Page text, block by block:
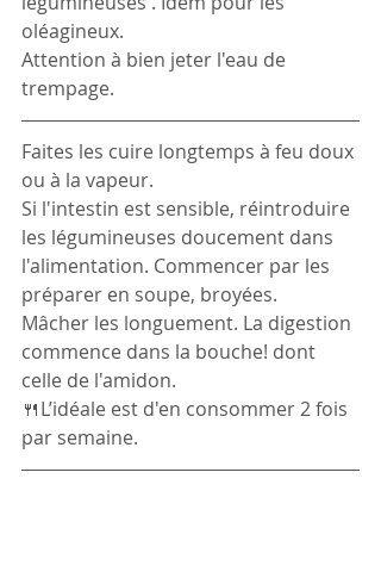
oléagineux.
Attention à bien jeter l'eau de
trempage.
Faites les cuire longtemps à feu doux
ou à la vapeur.
Si l'intestin est sensible, réintroduire
les légumineuses doucement dans
l'alimentation. Commencer par les
préparer en soupe, broyées.
Mâcher les longuement. La digestion
commence dans la bouche! dont
celle de l'amidon.
🍴L’idéale est d'en consommer 2 fois
par semaine.